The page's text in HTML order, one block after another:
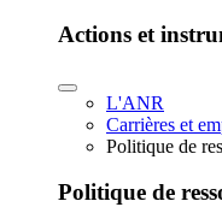
Actions et
L'ANR
Carrières et
Politique de
Politique de